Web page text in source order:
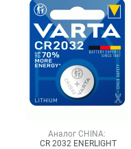
Аналог CHINA:
CR 2032 ENERLIGHT